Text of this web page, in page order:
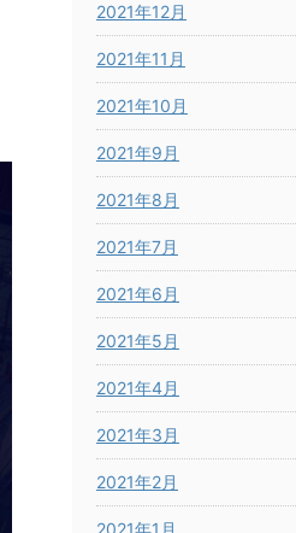
2021年12月
2021年11月
2021年10月
2021年9月
2021年8月
2021年7月
2021年6月
2021年5月
2021年4月
2021年3月
2021年2月
2021年1月